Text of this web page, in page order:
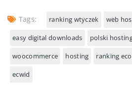
Tags: ranking wtyczek web
easy digital downloads polski
woocommerce hosting ranking
ecwid